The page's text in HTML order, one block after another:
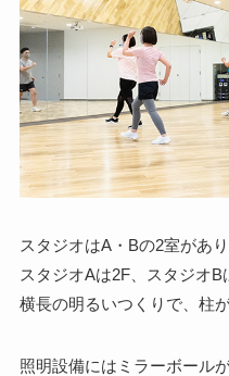
スタジオはA・Bの2室があり
スタジオAは2F、スタジオ
横長の明るいつくりで、柱
照明設備にはミラーボール